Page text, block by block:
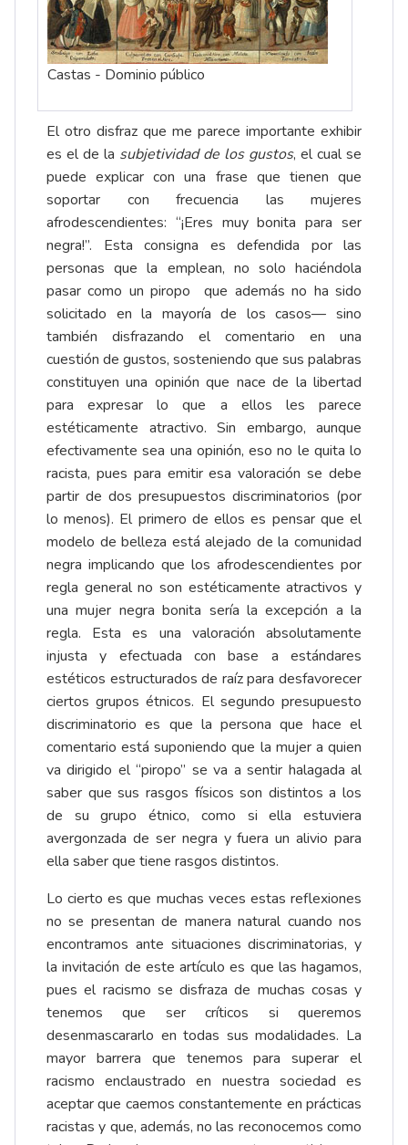
Castas - Dominio público
El otro disfraz que me parece importante exhibir
es el de la subjetividad de los gustos, el cual se
puede explicar con una frase que tienen que
soportar con frecuencia las mujeres
afrodescendientes: “¡Eres muy bonita para ser
negra!”. Esta consigna es defendida por las
personas que la emplean, no solo haciéndola
pasar como un piropo que además no ha sido
solicitado en la mayoría de los casos— sino
también disfrazando el comentario en una
cuestión de gustos, sosteniendo que sus palabras
constituyen una opinión que nace de la libertad
para expresar lo que a ellos les parece
estéticamente atractivo. Sin embargo, aunque
efectivamente sea una opinión, eso no le quita lo
racista, pues para emitir esa valoración se debe
partir de dos presupuestos discriminatorios (por
lo menos). El primero de ellos es pensar que el
modelo de belleza está alejado de la comunidad
negra implicando que los afrodescendientes por
regla general no son estéticamente atractivos y
una mujer negra bonita sería la excepción a la
regla. Esta es una valoración absolutamente
injusta y efectuada con base a estándares
estéticos estructurados de raíz para desfavorecer
ciertos grupos étnicos. El segundo presupuesto
discriminatorio es que la persona que hace el
comentario está suponiendo que la mujer a quien
va dirigido el “piropo” se va a sentir halagada al
saber que sus rasgos físicos son distintos a los
de su grupo étnico, como si ella estuviera
avergonzada de ser negra y fuera un alivio para
ella saber que tiene rasgos distintos.
Lo cierto es que muchas veces estas reflexiones
no se presentan de manera natural cuando nos
encontramos ante situaciones discriminatorias, y
la invitación de este artículo es que las hagamos,
pues el racismo se disfraza de muchas cosas y
tenemos que ser críticos si queremos
desenmascararlo en todas sus modalidades. La
mayor barrera que tenemos para superar el
racismo enclaustrado en nuestra sociedad es
aceptar que caemos constantemente en prácticas
racistas y que, además, no las reconocemos como